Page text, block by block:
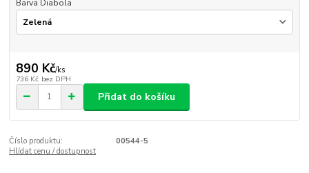
Barva Diabola
890 Kč/ks
736 Kč bez DPH
Přidat do košíku
Číslo produktu:
00544-5
Hlídat cenu / dostupnost